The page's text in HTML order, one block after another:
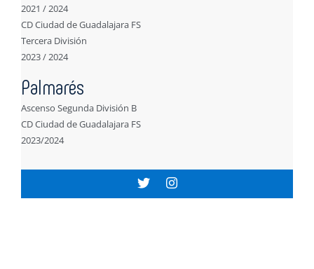
2021 / 2024
CD Ciudad de Guadalajara FS
Tercera División
2023 / 2024
Palmarés
Ascenso Segunda División B
CD Ciudad de Guadalajara FS
2023/2024